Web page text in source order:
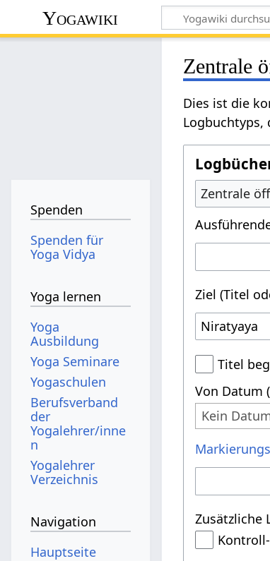
Yogawiki
Zentrale
Dies ist die
Logbuchtyps,
Zentrale
Ziel (Titel
Titel
Von Datum
Kein
Zusätzliche
Spenden
Spenden für
Yoga Vidya
Yoga lernen
Yoga
Ausbildung
Yoga Seminare
Yogaschulen
Berufsverband
der
Yogalehrer/inne
n
Yogalehrer
Verzeichnis
Navigation
Hauptseite